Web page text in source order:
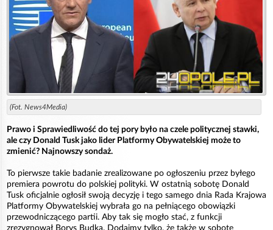
(Fot. News4Media)
Prawo i Sprawiedliwość do tej pory było na czele politycznej stawki,
ale czy Donald Tusk jako lider Platformy Obywatelskiej może to
zmienić? Najnowszy sondaż.
To pierwsze takie badanie zrealizowane po ogłoszeniu przez byłego
premiera powrotu do polskiej polityki. W ostatnią sobotę Donald
Tusk oficjalnie ogłosił swoją decyzję i tego samego dnia Rada Krajowa
Platformy Obywatelskiej wybrała go na pełniącego obowiązki
przewodniczącego partii. Aby tak się mogło stać, z funkcji